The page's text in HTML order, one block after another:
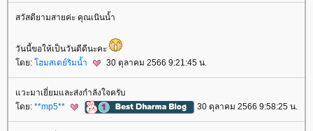
สวัสดียามสายค่ะ คุณเนินน้ำ
วันนี้ขอให้เป็นวันดีดีนะคะ
ดย: ฮมสเตย์ริมน้ำ 30 ตุลาคม 2566 9:21:45 น.
วะมาเยี่ยมและส่งกำลังใจครับ
ดย: **mp5** 30 ตุลาคม 2566 9:58:25 น.